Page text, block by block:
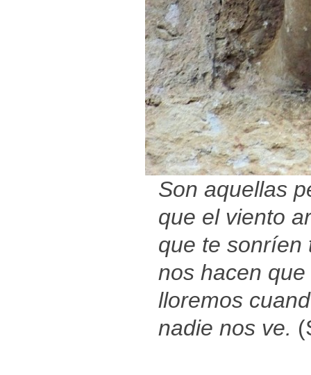
Son aquellas
que el viento
que te sonríen
nos hacen que
lloremos
nadie nos ve.